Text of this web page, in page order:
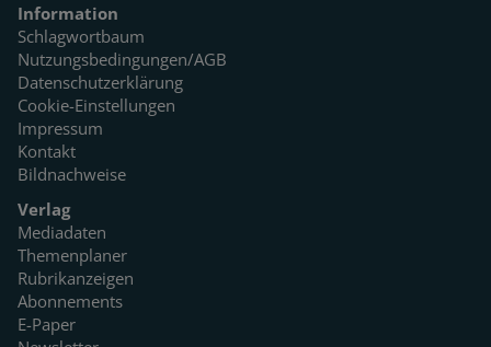
Information
Schlagwortbaum
Nutzungsbedingungen/AGB
Datenschutzerklärung
Cookie-Einstellungen
Impressum
Kontakt
Bildnachweise
Verlag
Mediadaten
Themenplaner
Rubrikanzeigen
Abonnements
E-Paper